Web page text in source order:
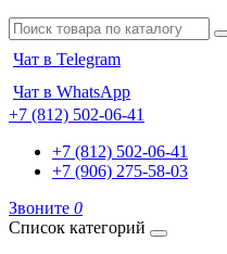
Чат в Telegram
Чат в WhatsApp
+7 (812) 502-06-41
+7 (812) 502-06-41
+7 (906) 275-58-03
Звоните 0
Список категорий